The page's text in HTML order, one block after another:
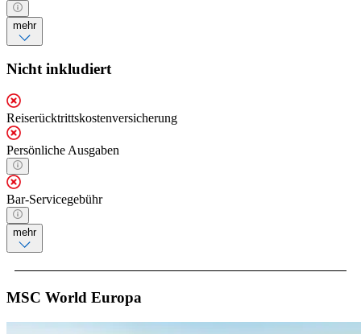
mehr
Nicht inkludiert
Reiserücktrittskostenversicherung
Persönliche Ausgaben
Bar-Servicegebühr
mehr
MSC World Europa